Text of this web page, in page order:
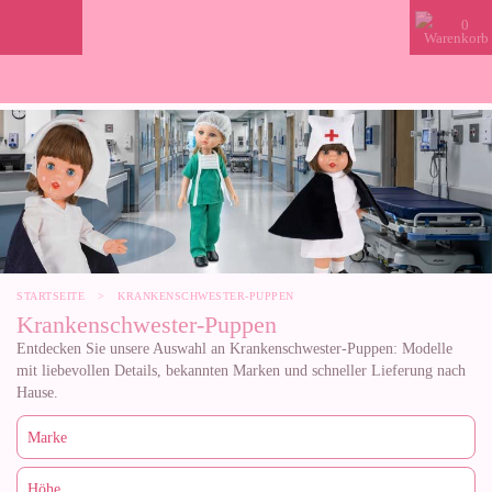
0
STARTSEITE > KRANKENSCHWESTER-PUPPEN
Krankenschwester-Puppen
Entdecken Sie unsere Auswahl an Krankenschwester-Puppen: Modelle
mit liebevollen Details, bekannten Marken und schneller Lieferung nach
Hause.